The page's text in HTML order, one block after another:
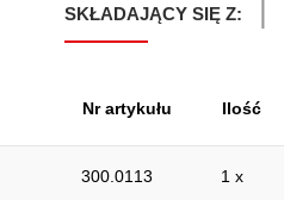
SKŁADAJĄCY SIĘ Z:
Nr artykułu Ilość
300.0113 1 x